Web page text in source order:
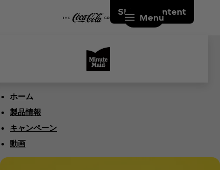
Skip to content
Menu
ホーム
製品情報
キャンペーン
動画